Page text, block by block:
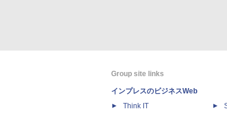
Group site links
インプレスのビジネスWeb
Think IT